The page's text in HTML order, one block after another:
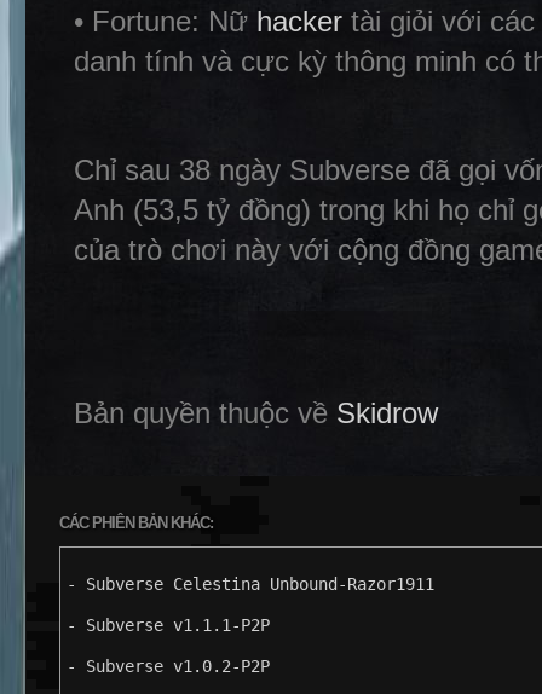
• Fortune: Nữ hacker tài giỏi với
danh tính và cực kỳ thông minh có
Chỉ sau 38 ngày Subverse đã gọi
Anh (53,5 tỷ đồng) trong khi họ chỉ
của trò chơi này với cộng đồng
Bản quyền thuộc về Skidrow
CÁC PHIÊN BẢN KHÁC:
- Subverse Celestina Unbound-Razor1911
- Subverse v1.1.1-P2P
- Subverse v1.0.2-P2P